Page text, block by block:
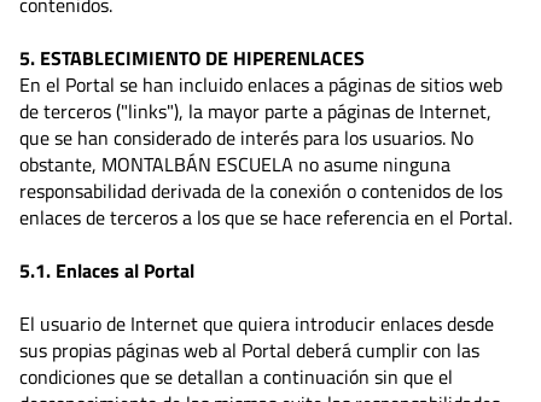
5. ESTABLECIMIENTO DE HIPERENLACES
En el Portal se han incluido enlaces a páginas de sitios web
de terceros ("links"), la mayor parte a páginas de Internet,
que se han considerado de interés para los usuarios. No
obstante, MONTALBÁN ESCUELA no asume ninguna
responsabilidad derivada de la conexión o contenidos de los
enlaces de terceros a los que se hace referencia en el Portal.
5.1. Enlaces al Portal
El usuario de Internet que quiera introducir enlaces desde
sus propias páginas web al Portal deberá cumplir con las
condiciones que se detallan a continuación sin que el